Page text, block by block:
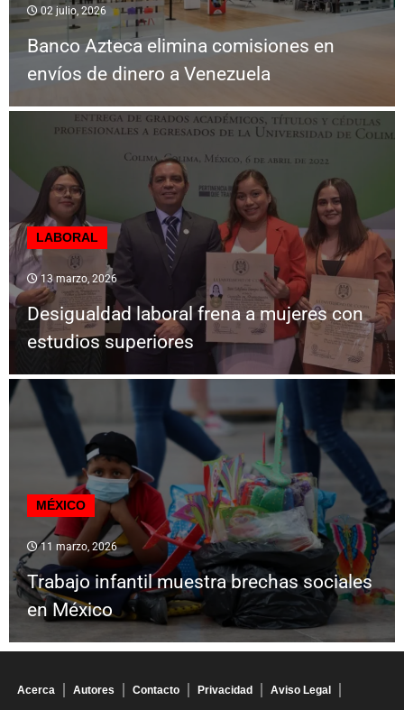
02 julio, 2026
Banco Azteca elimina comisiones en
envíos de dinero a Venezuela
LABORAL
13 marzo, 2026
Desigualdad laboral frena a mujeres con
estudios superiores
MÉXICO
11 marzo, 2026
Trabajo infantil muestra brechas sociales
en México
Acerca Autores Contacto Privacidad Aviso Legal